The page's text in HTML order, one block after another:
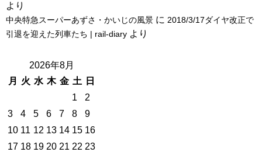
より
中央特急スーパーあずさ・かいじの風景 に 2018/3/17ダイヤ改正で
引退を迎えた列車たち | rail-diary より
2026年8月
月
火 水 木 金 土 日
1
2
3
4 5 6 7 8
9
10 11 12 13 14 15 16
17 18 19 20 21 22 23